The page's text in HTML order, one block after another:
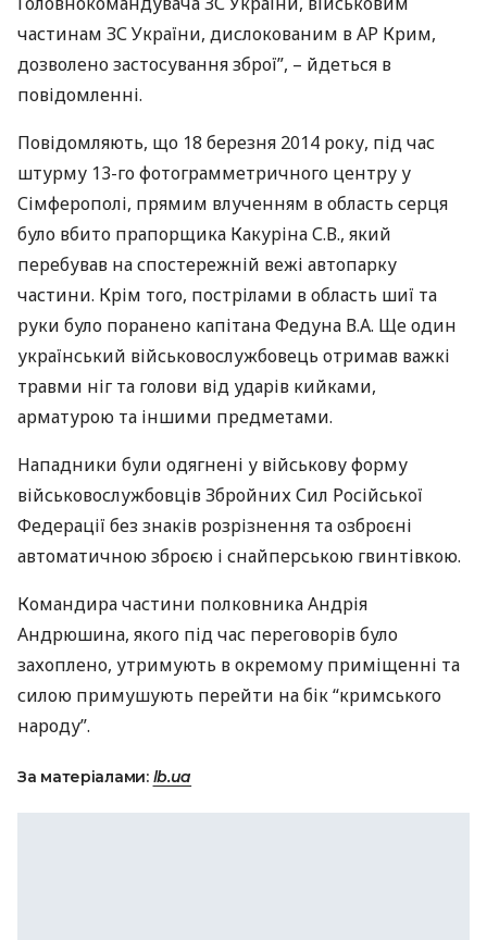
частинам ЗС України, дислокованим в АР Крим,
дозволено застосування зброї”, – йдеться в
повідомленні.
Повідомляють, що 18 березня 2014 року, під час
штурму 13-го фотограмметричного центру у
Сімферополі, прямим влученням в область серця
було вбито прапорщика Какуріна С.В., який
перебував на спостережній вежі автопарку
частини. Крім того, пострілами в область шиї та
руки було поранено капітана Федуна В.А. Ще один
український військовослужбовець отримав важкі
травми ніг та голови від ударів кийками,
арматурою та іншими предметами.
Нападники були одягнені у військову форму
військовослужбовців Збройних Сил Російської
Федерації без знаків розрізнення та озброєні
автоматичною зброєю і снайперською гвинтівкою.
Командира частини полковника Андрія
Андрюшина, якого під час переговорів було
захоплено, утримують в окремому приміщенні та
силою примушують перейти на бік “кримського
народу”.
За матеріалами: lb.ua